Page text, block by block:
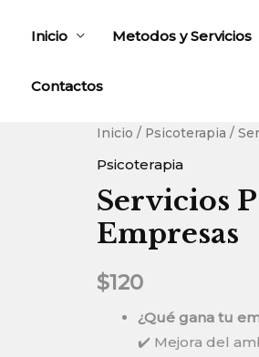
Inicio Metodos y Servicios
Contactos
Inicio / Psicoterapia /
Psicoterapia
Servicios
Empresas
$120
¿Qué gana tu
✔️ Mejora del